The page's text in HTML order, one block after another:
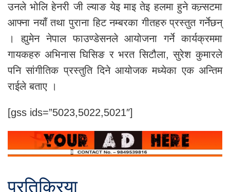
उनले भोलि हेनरी जी ल्याङ येइ माइ तेइ हलमा हुने कन्र्सटमा
आफ्ना नयाँ तथा पुराना हिट नम्बरका गीतहरु प्रस्तुत गर्नेछन्
। ह्युमेन नेपाल फाउण्डेसनले आयोजना गर्ने कार्यक्रममा
गायकहरु अभिनास घिसिङ र भरत सिटौला, सुरेश कुमारले
पनि सांगीतिक प्रस्तुति दिने आयोजक मध्येका एक अन्तिम
राईले बताए ।
[gss ids=”5023,5022,5021″]
प्रतिक्रिया